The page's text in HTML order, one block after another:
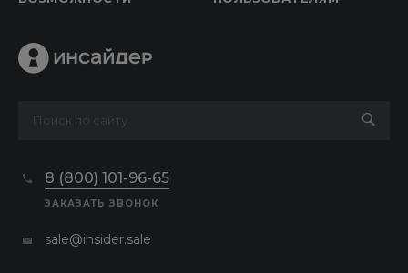
8 (800) 101-96-65
ЗАКАЗАТЬ ЗВОНОК
sale@insider.sale